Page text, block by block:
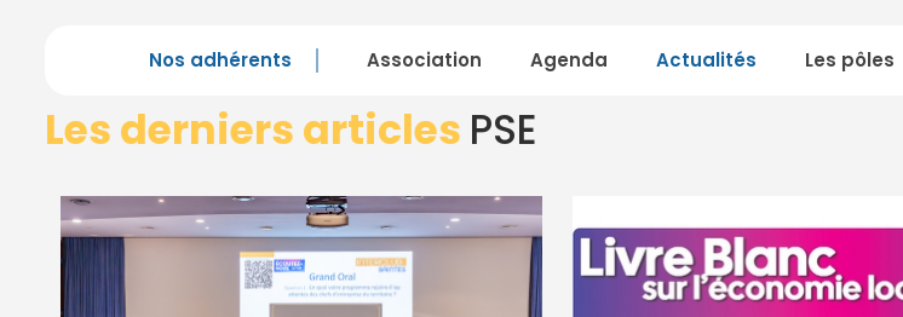
Nos adhérents Association Agenda Actualités Les pôles
Les derniers articles PSE